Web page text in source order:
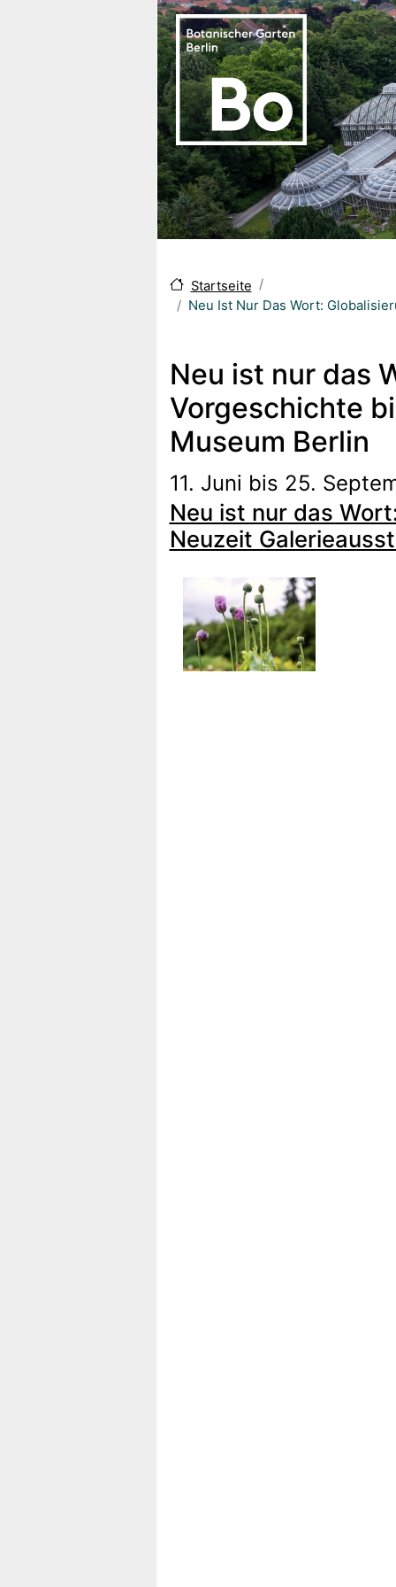
Startseite
Neu Ist Nur Das Wort:
Neu ist nur das
Vorgeschichte
Museum Berlin
11. Juni bis 25.
Neu ist nur das
Neuzeit